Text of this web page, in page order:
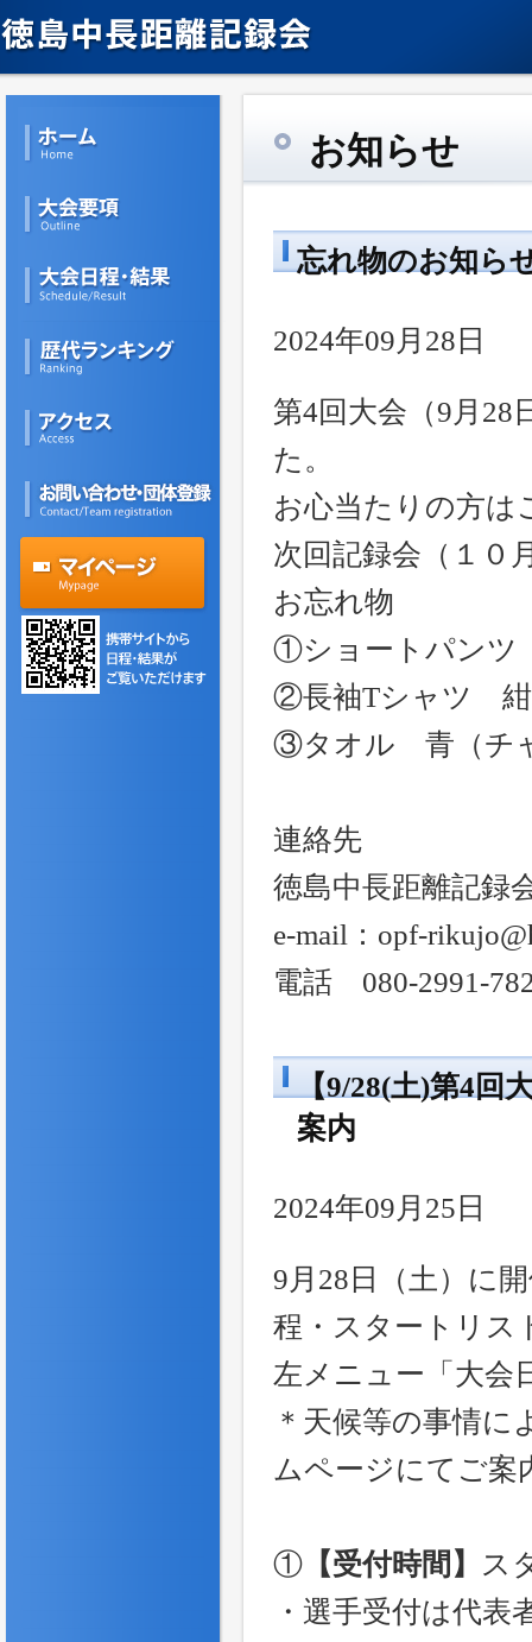
お知らせ
忘れ物のお知ら
2024年09月28日
第4回大会（9月
た。
お心当たりの方は
次回記録会（１０
お忘れ物
①ショートパン
②長袖Tシャツ
③タオル 青（チ
連絡先
徳島中長距離記
e-mail：opf-
電話 080-2991-
【9/28(土)第4回
案内
2024年09月25日
9月28日（土）に
程・スタートリス
左メニュー「大会
＊天候等の事情に
ムページにてご案
① 【受付時間】
ス
・選手受付は代表